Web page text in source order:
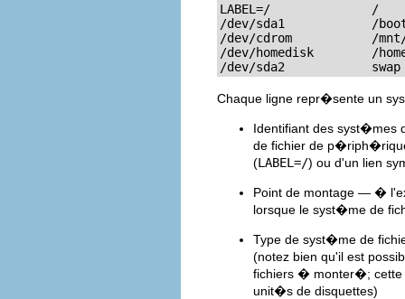
LABEL=/              /
/dev/sda1            /
/dev/cdrom           /mnt/
/dev/homedisk        /
/dev/sda2
Chaque ligne repr�sente un
Identifiant des syst�mes
de fichier de
(LABEL=/) ou d'un lien
Point de montage — �
lorsque le syst�me de
Type de syst�me de
(notez bien qu'il est
fichiers � monter�; cette
unit�s de disquettes)